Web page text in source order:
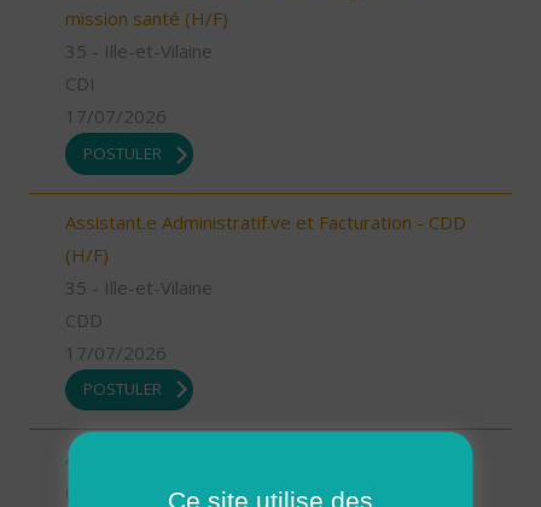
mission santé (H/F)
35 - Ille-et-Vilaine
CDI
17/07/2026
POSTULER
Assistant.e Administratif.ve et Facturation - CDD
(H/F)
35 - Ille-et-Vilaine
CDD
17/07/2026
POSTULER
Assistant.e Administratif.ve et Facturation - CDI
(H/F)
Ce site utilise des